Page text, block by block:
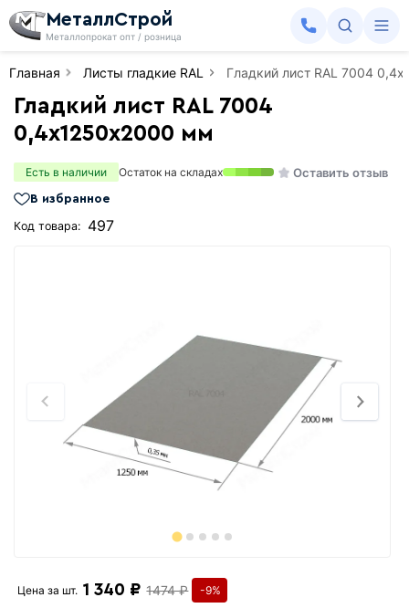
МеталлСтрой
Металлопрокат опт / розница
Главная Листы гладкие RAL Гладкий лист RAL 7004
Гладкий лист RAL 7004
0,4х1250х2000 мм
Есть в наличии Остаток на складах Оставить отзыв
В избранное
Код товара: 497
Цена за шт. 1 340 ₽ 1474 ₽ -9%